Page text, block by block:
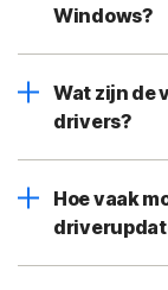
Windows?
Wat zijn de
drivers?
Hoe vaak